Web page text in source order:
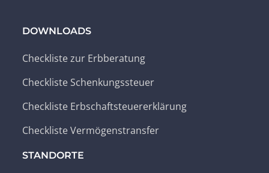
DOWNLOADS
Checkliste zur Erbberatung
Checkliste Schenkungssteuer
Checkliste Erbschaftsteuererklärung
Checkliste Vermögenstransfer
STANDORTE